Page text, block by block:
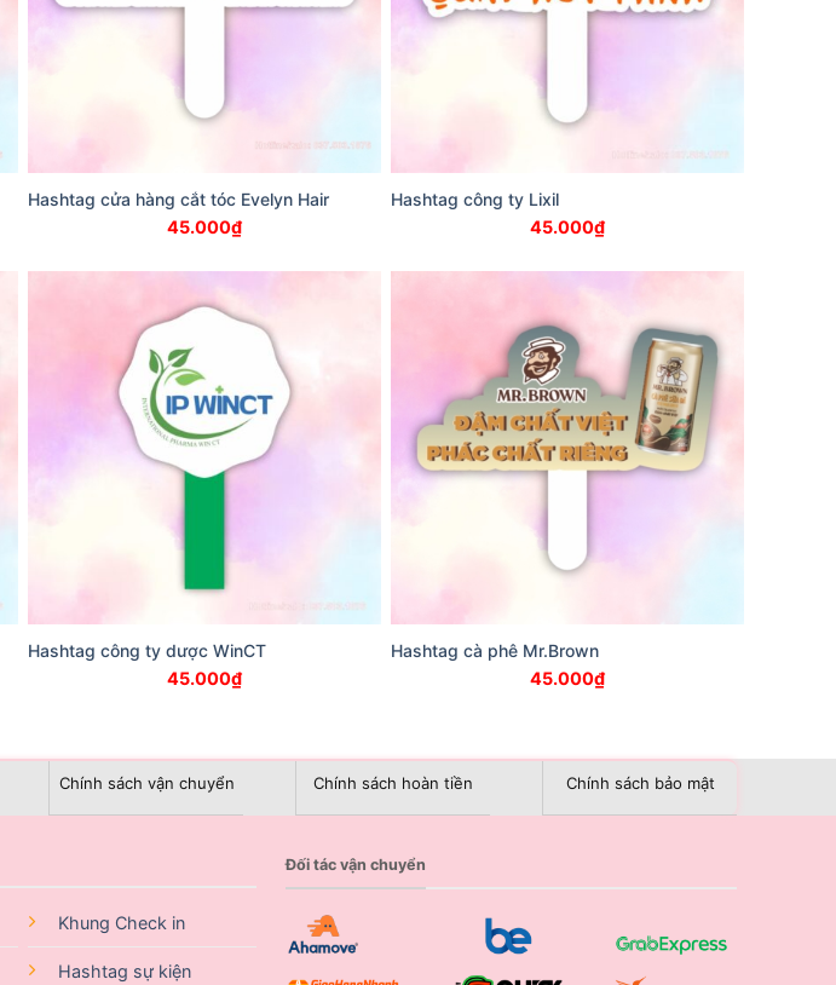
Hashtag cửa hàng cắt tóc Evelyn Hair
45.000₫
Hashtag công ty Lixil
45.000₫
Hashtag công ty dược WinCT
45.000₫
Hashtag cà phê Mr.Brown
45.000₫
Chính sách vận chuyển Chính sách hoàn tiền Chính sách bảo mật
Khung Check in
Hashtag sự kiện
Đối tác vận chuyển